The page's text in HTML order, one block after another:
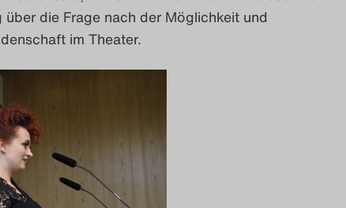
die Frage nach der Möglichkeit und
im Theater.